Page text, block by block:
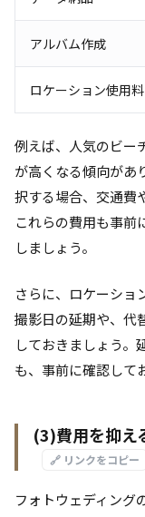
アルバム作成
ロケーション使用料
例えば、人気のビー
が高くなる傾向があ
択する場合、交通費
これらの費用も事前
しましょう。
さらに、ロケーショ
撮影日の延期や、代
しておきましょう。
も、事前に確認して
(3)費用を抑え
🔗 リンクをコピー
フォトウェディング